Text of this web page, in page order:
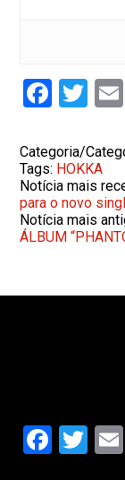
Categoria/
Tags: HOKKA
Notícia mais
para o novo
Notícia mais
ÁLBUM